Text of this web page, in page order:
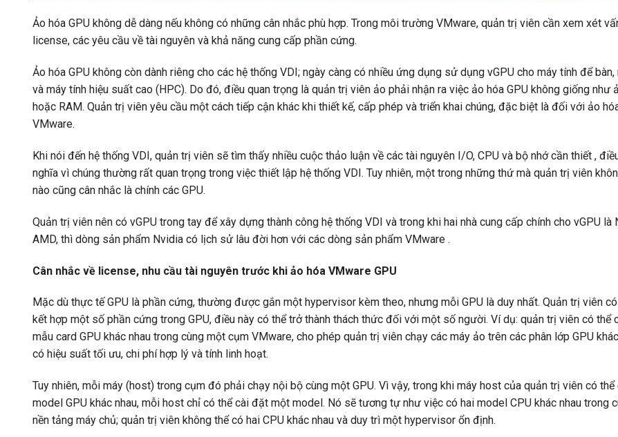
Ảo hóa GPU không dễ dàng nếu không có những cân nhắc phù hợp. Trong môi trường VMware, quản trị viên cần xem xét
license, các yêu cầu về tài nguyên và khả năng cung cấp phần cứng.
Ảo hóa GPU không còn dành riêng cho các hệ thống VDI; ngày càng có nhiều ứng dụng sử dụng vGPU cho máy tính để bàn,
và máy tính hiệu suất cao (HPC). Do đó, điều quan trọng là quản trị viên ảo phải nhận ra việc ảo hóa GPU không giống như
hoặc RAM. Quản trị viên yêu cầu một cách tiếp cận khác khi thiết kế, cấp phép và triển khai chúng, đặc biệt là đối với ảo
VMware.
Khi nói đến hệ thống VDI, quản trị viên sẽ tìm thấy nhiều cuộc thảo luận về các tài nguyên I/O, CPU và bộ nhớ cần thiết ,
nghĩa vì chúng thường rất quan trọng trong việc thiết lập hệ thống VDI. Tuy nhiên, một trong những thứ mà quản trị viên
nào cũng cân nhắc là chính các GPU.
Quản trị viên nên có vGPU trong tay để xây dựng thành công hệ thống VDI và trong khi hai nhà cung cấp chính cho vGPU là
AMD, thì dòng sản phẩm Nvidia có lịch sử lâu đời hơn với các dòng sản phẩm VMware .
Cân nhắc về license, nhu cầu tài nguyên trước khi ảo hóa VMware GPU
Mặc dù thực tế GPU là phần cứng, thường được gắn một hypervisor kèm theo, nhưng mỗi GPU là duy nhất. Quản trị viên
kết hợp một số phần cứng trong GPU, điều này có thể trở thành thách thức đối với một số người. Ví dụ: quản trị viên có thể
mẫu card GPU khác nhau trong cùng một cụm VMware, cho phép quản trị viên chạy các máy ảo trên các phân lớp GPU
có hiệu suất tối ưu, chi phí hợp lý và tính linh hoạt.
Tuy nhiên, mỗi máy (host) trong cụm đó phải chạy nội bộ cùng một GPU. Vì vậy, trong khi máy host của quản trị viên có thể
model GPU khác nhau, mỗi host chỉ có thể cài đặt một model. Nó sẽ tương tự như việc có hai model CPU khác nhau trong
nền tảng máy chủ; quản trị viên không thể có hai CPU khác nhau và duy trì một hypervisor ổn định.